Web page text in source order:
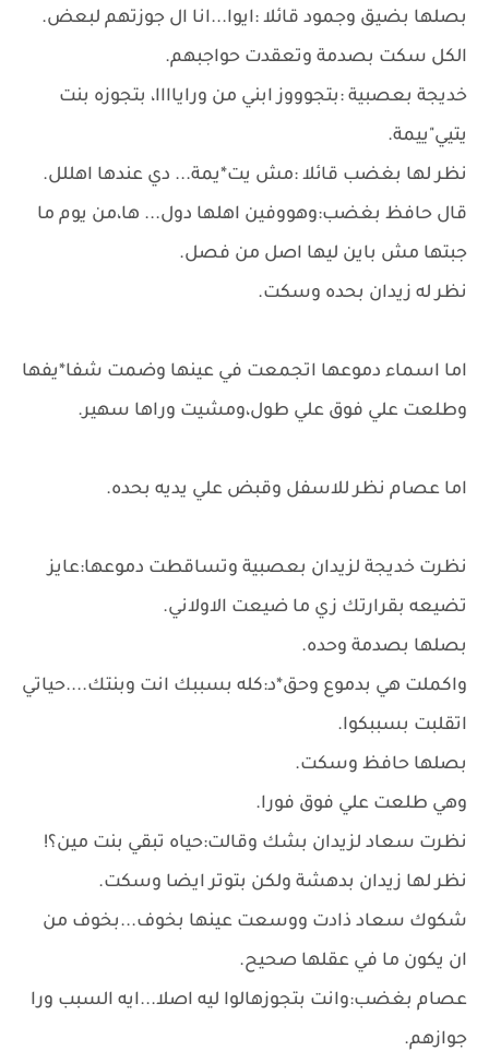
بصلها بضيق وجمود قائلا :ايوا...انا ال جوزتهم لبعض.
الكل سكت بصدمة وتعقدت حواجبهم.
خديجة بعصبية :بتجوووز ابني من وراياااا، بتجوزه بنت
يتيي"ييمة.
نظر لها بغضب قائلا :مش يت*يمة... دي عندها اهللل.
قال حافظ بغضب:وهووفين اهلها دول... ها،من يوم ما
جبتها مش باين ليها اصل من فصل.
نظر له زيدان بحده وسكت.
اما اسماء دموعها اتجمعت في عينها وضمت شفا*يفها
وطلعت علي فوق علي طول،ومشيت وراها سهير.
اما عصام نظر للاسفل وقبض علي يديه بحده.
نظرت خديجة لزيدان بعصبية وتساقطت دموعها:عايز
تضيعه بقرارتك زي ما ضيعت الاولاني.
بصلها بصدمة وحده.
واكملت هي بدموع وحق*د:كله بسببك انت وبنتك....حياتي
اتقلبت بسببكوا.
بصلها حافظ وسكت.
وهي طلعت علي فوق فورا.
نظرت سعاد لزيدان بشك وقالت:حياه تبقي بنت مين؟!
نظر لها زيدان بدهشة ولكن بتوتر ايضا وسكت.
شكوك سعاد ذادت ووسعت عينها بخوف...بخوف من
ان يكون ما في عقلها صحيح.
عصام بغضب:وانت بتجوزهالوا ليه اصلا...ايه السبب ورا
جوازهم.